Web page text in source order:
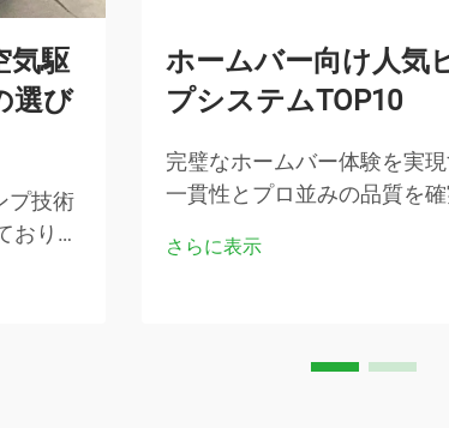
気駆
選び
プ技術
おり、
ラム
ホームバー向け人気
プシステムTOP10
完璧なホームバー体験を実現
一貫性とプロ並みの品質を確
本格的な家庭内ビール醸造ま
さらに表示